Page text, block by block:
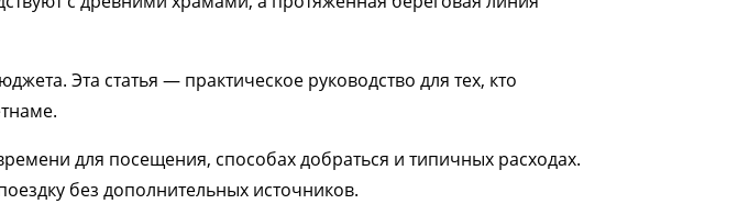
Эта статья — практическое руководство для тех, кто
для посещения, способах добраться и типичных расходах.
без дополнительных источников.